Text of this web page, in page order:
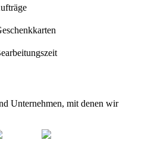
Unternehmen, mit denen wir